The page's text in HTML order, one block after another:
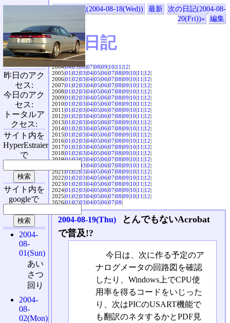
«前の日記(2004-08-18(Wed)) 最新
次の日記(2004-08-
20(Fri))»
編集
SVX日記
2004|04|05|06|07|08|09|10|11|12|
2005|01|02|03|04|05|06|07|08|09|10|11|12|
2006|01|02|03|04|05|06|07|08|09|10|11|12|
2007|01|02|03|04|05|06|07|08|09|10|11|12|
2008|01|02|03|04|05|06|07|08|09|10|11|12|
2009|01|02|03|04|05|06|07|08|09|10|11|12|
2010|01|02|03|04|05|06|07|08|09|10|11|12|
2011|01|02|03|04|05|06|07|08|09|10|11|12|
2012|01|02|03|04|05|06|07|08|09|10|11|12|
2013|01|02|03|04|05|06|07|08|09|10|11|12|
2014|01|02|03|04|05|06|07|08|09|10|11|12|
2015|01|02|03|04|05|06|07|08|09|10|11|12|
2016|01|02|03|04|05|06|07|08|09|10|11|12|
2017|01|02|03|04|05|06|07|08|09|10|11|12|
2018|01|02|03|04|05|06|07|08|09|10|11|12|
2019|01|02|03|04|05|06|07|08|09|10|11|12|
03|04|05|06|07|08|09|10|11|12|
2021|01|02|03|04|05|06|07|08|09|10|11|12|
2022|01|02|03|04|05|06|07|08|09|10|11|12|
2023|01|02|03|04|05|06|07|08|09|10|11|12|
2024|01|02|03|04|05|06|07|08|09|10|11|12|
2025|01|02|03|04|05|06|07|08|09|10|11|12|
2026|01|02|03|04|05|06|07|08|
2004-08-19(Thu)
とんでもないAcrobat
で普及!?
今日は、次に作る予定のア
ナログメータの回路図を確認
したり、Windows上でCPU使
用率を得るコードをいじった
り、次はPICのUSART機能で
も翻訳のネタするかとPDF見
昨日のアク
セス:
今日のアク
セス:
トータルア
クセス:
サイト内を
HyperEstraier
で
サイト内を
googleで
2004-
08-
01(Sun)
あい
さつ
回り
2004-
08-
02(Mon)